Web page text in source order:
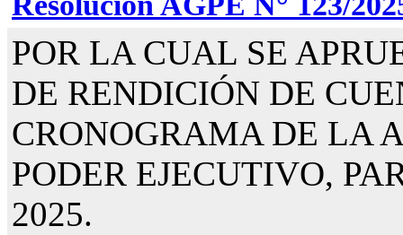
POR LA CUAL SE
DE RENDICIÓN DE
CRONOGRAMA DE LA
PODER EJECUTIVO,
2025.